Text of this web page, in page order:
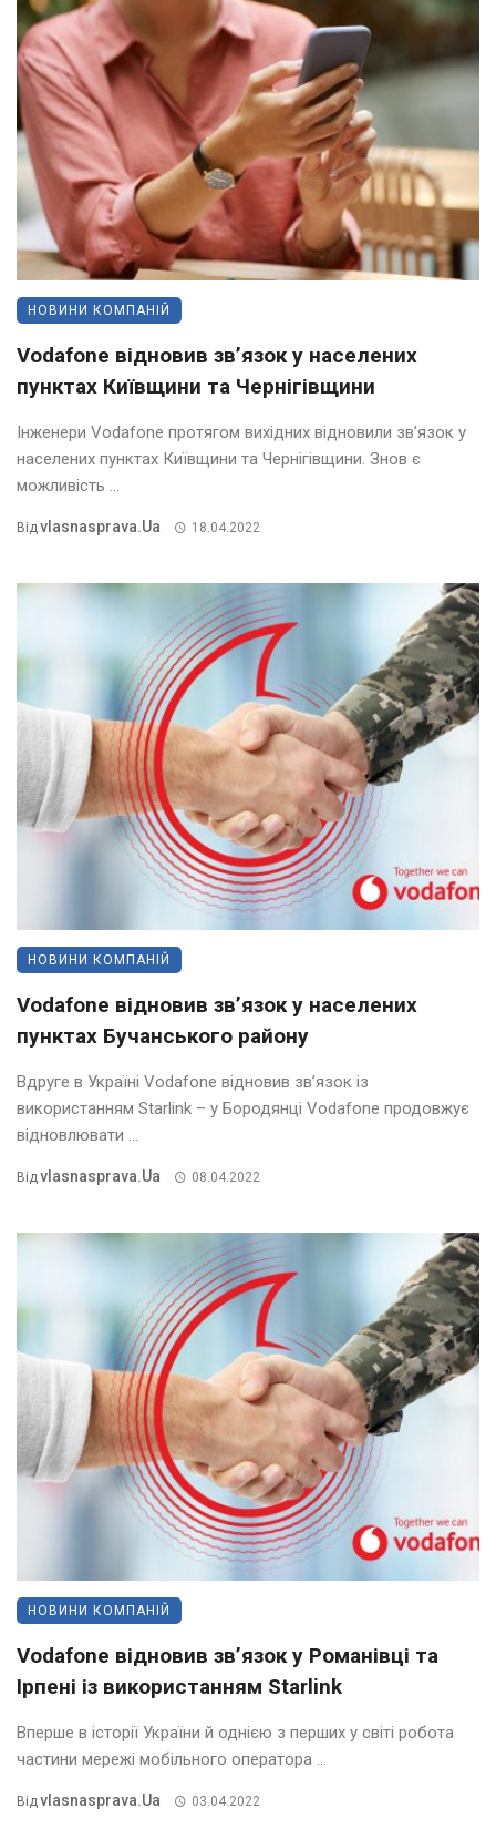
НОВИНИ КОМПАНІЙ
Vodafone відновив зв’язок у населених
пунктах Київщини та Чернігівщини
Інженери Vodafone протягом вихідних відновили зв’язок у
населених пунктах Київщини та Чернігівщини. Знов є
можливість ...
ВідVlasnasprava.ua 18.04.2022
НОВИНИ КОМПАНІЙ
Vodafone відновив зв’язок у населених
пунктах Бучанського району
Вдруге в Україні Vodafone відновив зв’язок із
використанням Starlink – у Бородянці Vodafone продовжує
відновлювати ...
ВідVlasnasprava.ua 08.04.2022
НОВИНИ КОМПАНІЙ
Vodafone відновив зв’язок у Романівці та
Ірпені із використанням Starlink
Вперше в історії України й однією з перших у світі робота
частини мережі мобільного оператора ...
ВідVlasnasprava.ua 03.04.2022